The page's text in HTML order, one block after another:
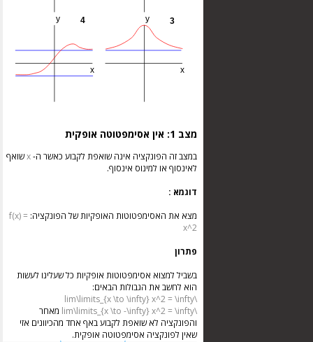
מצב 1: אין אסימפטוטה אופקית
במצב זה הפונקציה אינה שואפת לקבוע כאשר ה-xשואף
לאינסוף או למינוס אינסוף.
דוגמא :
מצא את האסימפטוטות האופקיות של הפונקציה: f(x) =
x^2
פתרון
בשביל למצוא אסימפטוטות אופקיות כל שעלינו לעשות
הוא לחשב את הגבולות הבאים:
\lim\limits_{x \to \infty} x^2 = \infty
\lim\limits_{x \to -\infty} x^2 = \infty
מאחר
והפונקציה לא שואפת לקבוע באף אחד מהכיוונים אזי
שאין לפונקציה אסימפטוטה אופקית.